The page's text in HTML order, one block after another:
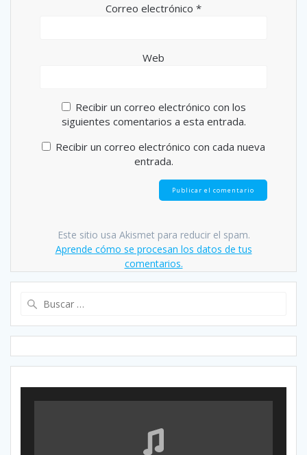
Correo electrónico *
Web
Recibir un correo electrónico con los
siguientes comentarios a esta entrada.
Recibir un correo electrónico con cada nueva
entrada.
Este sitio usa Akismet para reducir el spam.
Aprende cómo se procesan los datos de tus
comentarios.